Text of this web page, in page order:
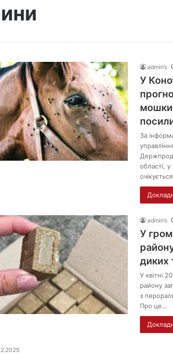
admin’s
У
За
області,
admin’s
У
диких
У квітні
району
з
Про це…